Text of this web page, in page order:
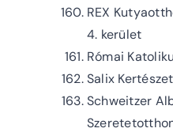
REX
4. kerület
Római
Salix
Schweitzer